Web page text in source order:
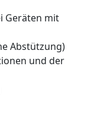
Geräten mit
Abstützung)
und der